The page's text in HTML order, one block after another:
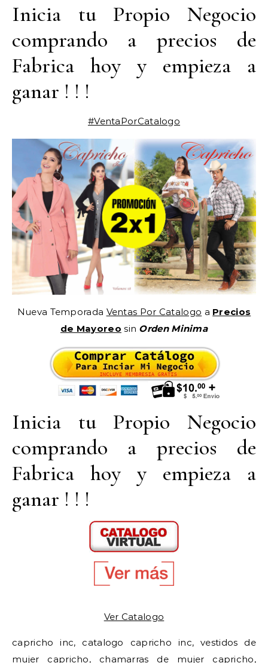
Inicia tu Propio Negocio
comprando a precios de
Fabrica hoy y empieza a
ganar ! ! !
#VentaPorCatalogo
Nueva Temporada Ventas Por Catalogo a Precios
de Mayoreo sin Orden Minima
Inicia tu Propio Negocio
comprando a precios de
Fabrica hoy y empieza a
ganar ! ! !
Ver Catalogo
capricho inc, catalogo capricho inc, vestidos de
mujer capricho, chamarras de mujer capricho,